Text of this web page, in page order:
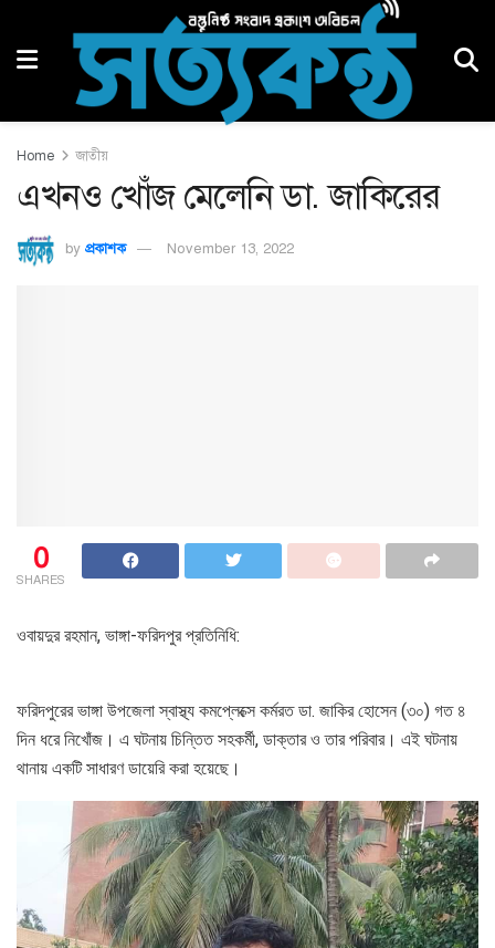
Home জাতীয়
এখনও খোঁজ মেলেনি ডা. জাকিরের
by প্রকাশক November 13, 2022
0
SHARES
ওবায়দুর রহমান, ভাঙ্গা-ফরিদপুর প্রতিনিধি:
ফরিদপুরের ভাঙ্গা উপজেলা স্বাস্থ্য কমপ্লেক্সে কর্মরত ডা. জাকির হোসেন (৩০) গত ৪
দিন ধরে নিখোঁজ। এ ঘটনায় চিন্তিত সহকর্মী, ডাক্তার ও তার পরিবার। এই ঘটনায়
থানায় একটি সাধারণ ডায়েরি করা হয়েছে।